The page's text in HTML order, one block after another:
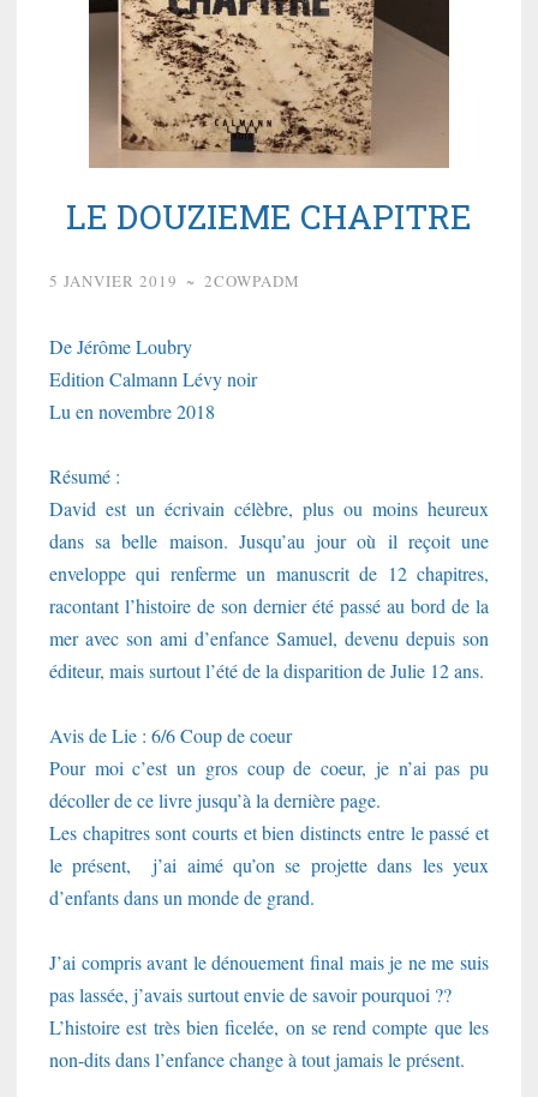
LE DOUZIEME CHAPITRE
5 JANVIER 2019 ~ 2COWPADM
De Jérôme Loubry
Edition Calmann Lévy noir
Lu en novembre 2018
Résumé :
David est un écrivain célèbre, plus ou moins heureux
dans sa belle maison. Jusqu’au jour où il reçoit une
enveloppe qui renferme un manuscrit de 12 chapitres,
racontant l’histoire de son dernier été passé au bord de la
mer avec son ami d’enfance Samuel, devenu depuis son
éditeur, mais surtout l’été de la disparition de Julie 12 ans.
Avis de Lie : 6/6 Coup de coeur
Pour moi c’est un gros coup de coeur, je n’ai pas pu
décoller de ce livre jusqu’à la dernière page.
Les chapitres sont courts et bien distincts entre le passé et
le présent, j’ai aimé qu’on se projette dans les yeux
d’enfants dans un monde de grand.
J’ai compris avant le dénouement final mais je ne me suis
pas lassée, j’avais surtout envie de savoir pourquoi ??
L’histoire est très bien ficelée, on se rend compte que les
non-dits dans l’enfance change à tout jamais le présent.